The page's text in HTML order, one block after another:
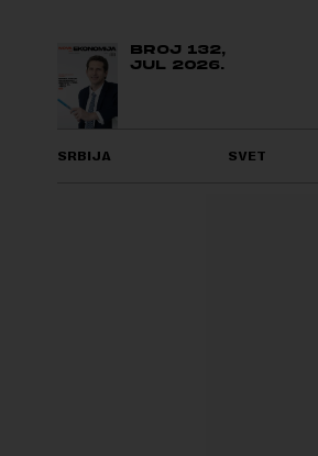
BROJ 132,
JUL 2026.
SRBIJA SVET